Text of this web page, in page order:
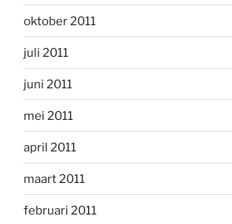
oktober 2011
juli 2011
juni 2011
mei 2011
april 2011
maart 2011
februari 2011